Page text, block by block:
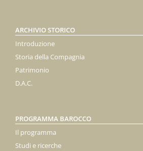
ARCHIVIO STORICO
Introduzione
Storia della Compagnia
Patrimonio
D.A.C.
PROGRAMMA BAROCCO
Il programma
Studi e ricerche